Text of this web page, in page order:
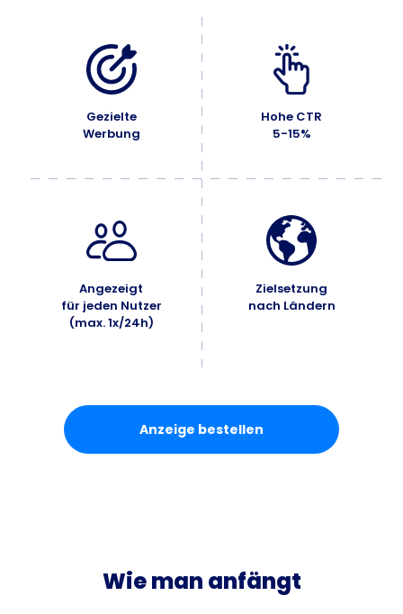
Gezielte
Werbung
Hohe CTR
5-15%
Angezeigt
für jeden Nutzer
(max. 1x/24h)
Zielsetzung
nach Ländern
Anzeige bestellen
Wie man anfängt